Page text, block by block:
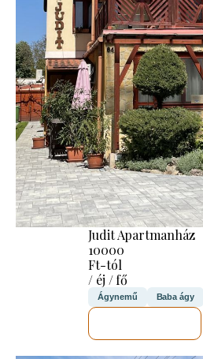
Judit Apartmanház
10000
Ft-tól
/ éj / fő
Ágynemű Baba ágy